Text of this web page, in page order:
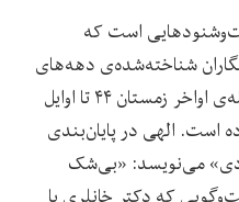
است که
شناخته‌شده‌ی دهه‌های
سی تا پنجاه خورشیدی، در فاصله‌ی اواخر زمستان ۴۴ تا اوایل
داده است. الهی در پایان‌بندی
می‌نویسد: «بی‌شک